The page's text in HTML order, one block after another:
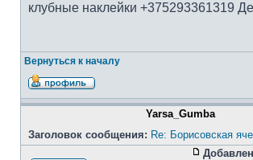
клубные наклейки +375293361319
Вернуться к началу
Yarsa_Gumba
Заголовок сообщения: Re: Борисовская